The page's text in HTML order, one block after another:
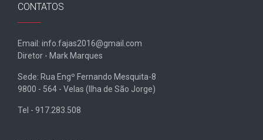
CONTATOS
Email: info.fajas2016@gmail.com
Diretor - Mark Marques
Sede: Rua Engº Fernando Mesquita-8
9800 - 564 - Velas (Ilha de São Jorge)
Tel - 917.283.508